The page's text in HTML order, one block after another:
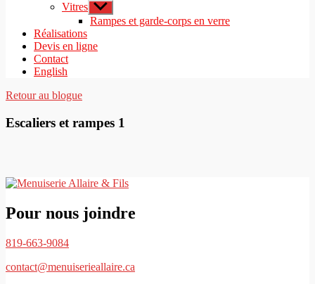
Vitres Afficher
le
sous-
Rampes et garde-corps en verre
Réalisations
Devis en ligne
Contact
English
Retour au blogue
Escaliers et rampes 1
Pour nous joindre
819-663-9084
contact@menuiserieallaire.ca